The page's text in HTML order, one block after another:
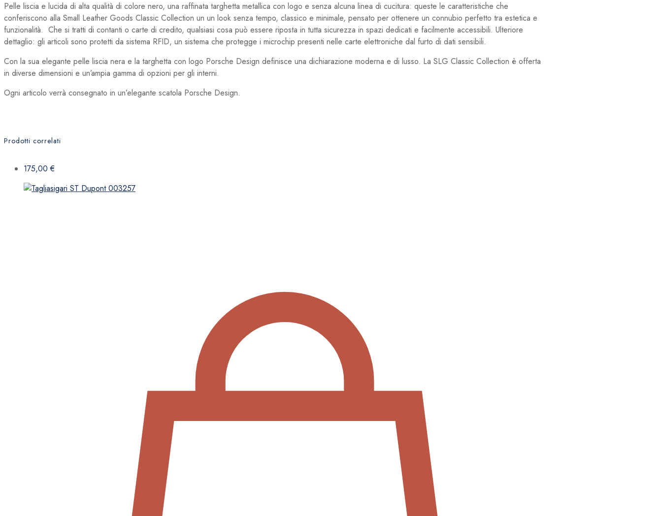
Pelle liscia e lucida di alta qualità di colore nero, una raffinata targhetta metallica con logo e senza alcuna linea di cucitura: queste le caratteristiche che
conferiscono alla Small Leather Goods Classic Collection un un look senza tempo, classico e minimale, pensato per ottenere un connubio perfetto tra estetica e
funzionalità. Che si tratti di contanti o carte di credito, qualsiasi cosa può essere riposta in tutta sicurezza in spazi dedicati e facilmente accessibili. Ulteriore
dettaglio: gli articoli sono protetti da sistema RFID, un sistema che protegge i microchip presenti nelle carte elettroniche dal furto di dati sensibili.
Con la sua elegante pelle liscia nera e la targhetta con logo Porsche Design definisce una dichiarazione moderna e di lusso. La SLG Classic Collection è offerta
in diverse dimensioni e un’ampia gamma di opzioni per gli interni.
Ogni articolo verrà consegnato in un’elegante scatola Porsche Design.
Prodotti correlati
175,00€